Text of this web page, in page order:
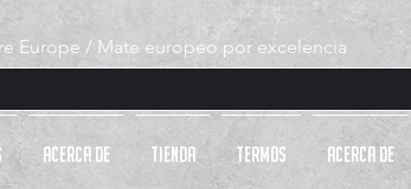
Europe / Mate europeo por excelencia
Acerca de Tienda TERMOS Acerca de